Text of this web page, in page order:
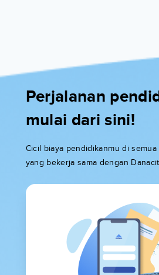
Perjalanan
mulai dari sini!
Cicil biaya pendidikanmu di
yang bekerja sama dengan